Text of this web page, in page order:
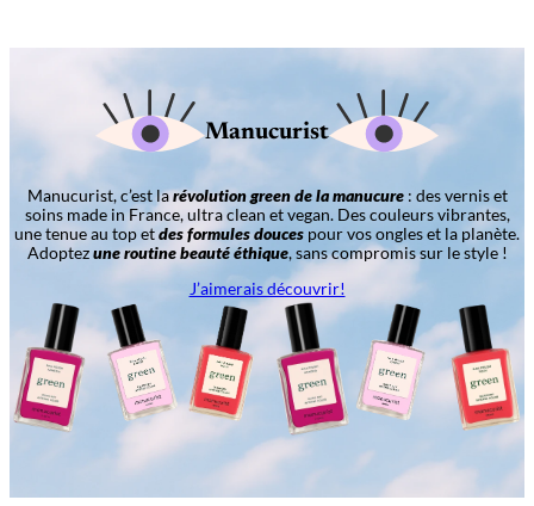
Manucurist
Manucurist, c’est larévolution green de la manucure: des vernis et
soins made in France, ultra clean et vegan. Des couleurs vibrantes,
une tenue au top etdes formules douces pour vos ongles et la planète.
Adoptezune routine beauté éthique, sans compromis sur le style !
J’aimerais découvrir!